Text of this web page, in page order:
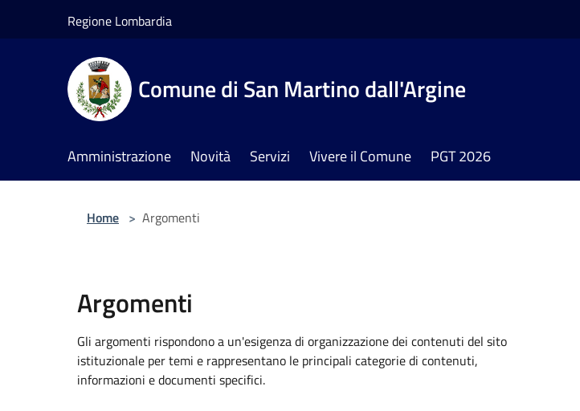
Regione Lombardia
Comune di San Martino dall'Argine
Amministrazione Novità Servizi Vivere il Comune PGT 2026
Home > Argomenti
Argomenti
Gli argomenti rispondono a un'esigenza di organizzazione dei contenuti del sito
istituzionale per temi e rappresentano le principali categorie di contenuti,
informazioni e documenti specifici.